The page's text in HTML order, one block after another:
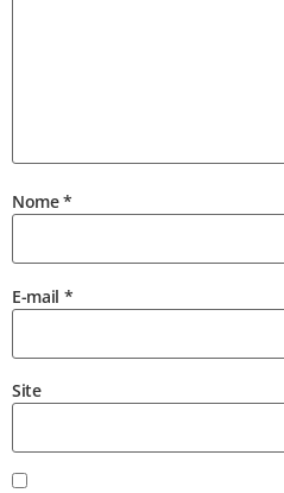
Nome*
E-mail *
Site